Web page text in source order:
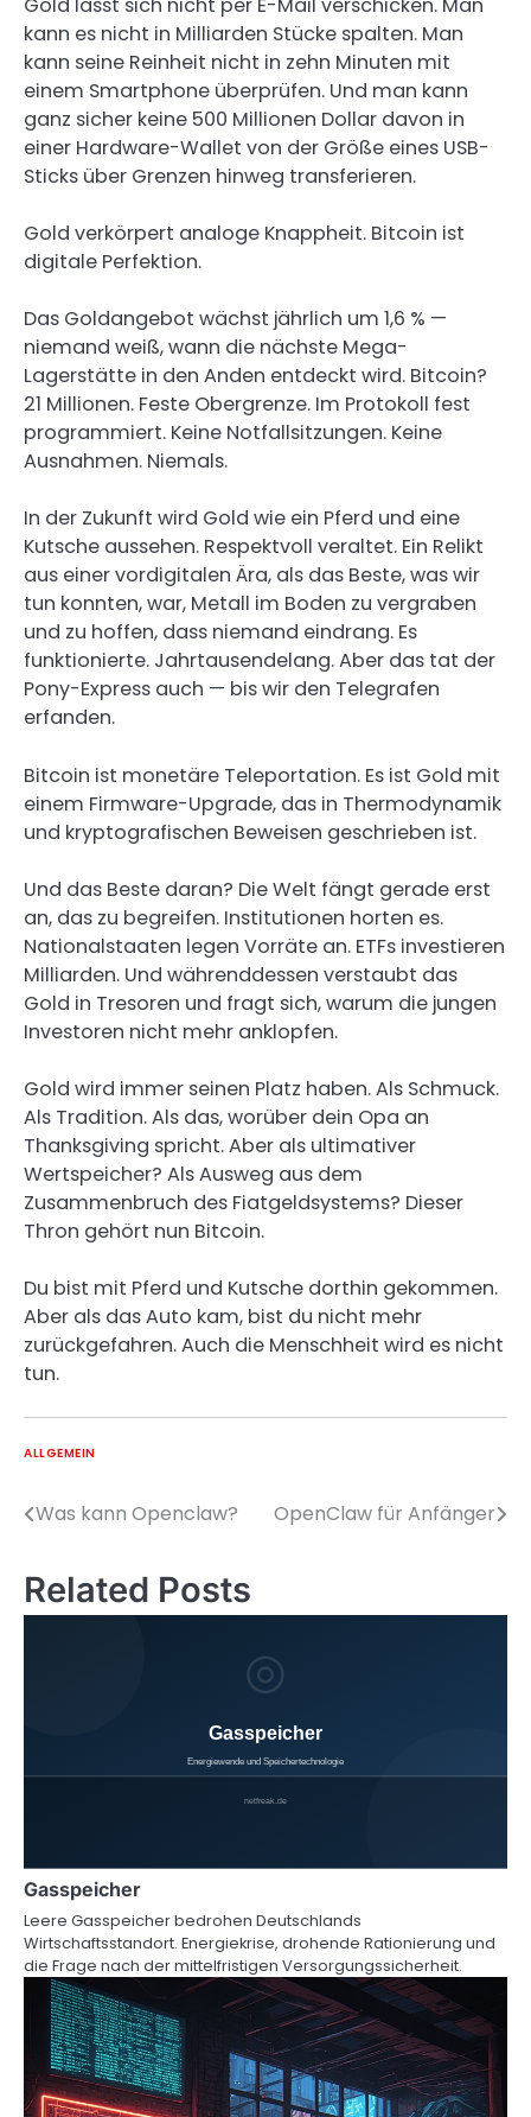
kann es nicht in Milliarden Stücke spalten. Man
kann seine Reinheit nicht in zehn Minuten mit
einem Smartphone überprüfen. Und man kann
ganz sicher keine 500 Millionen Dollar davon in
einer Hardware-Wallet von der Größe eines USB-
Sticks über Grenzen hinweg transferieren.
Gold verkörpert analoge Knappheit. Bitcoin ist
digitale Perfektion.
Das Goldangebot wächst jährlich um 1,6 % —
niemand weiß, wann die nächste Mega-
Lagerstätte in den Anden entdeckt wird. Bitcoin?
21 Millionen. Feste Obergrenze. Im Protokoll fest
programmiert. Keine Notfallsitzungen. Keine
Ausnahmen. Niemals.
In der Zukunft wird Gold wie ein Pferd und eine
Kutsche aussehen. Respektvoll veraltet. Ein Relikt
aus einer vordigitalen Ära, als das Beste, was wir
tun konnten, war, Metall im Boden zu vergraben
und zu hoffen, dass niemand eindrang. Es
funktionierte. Jahrtausendelang. Aber das tat der
Pony-Express auch — bis wir den Telegrafen
erfanden.
Bitcoin ist monetäre Teleportation. Es ist Gold mit
einem Firmware-Upgrade, das in Thermodynamik
und kryptografischen Beweisen geschrieben ist.
Und das Beste daran? Die Welt fängt gerade erst
an, das zu begreifen. Institutionen horten es.
Nationalstaaten legen Vorräte an. ETFs investieren
Milliarden. Und währenddessen verstaubt das
Gold in Tresoren und fragt sich, warum die jungen
Investoren nicht mehr anklopfen.
Gold wird immer seinen Platz haben. Als Schmuck.
Als Tradition. Als das, worüber dein Opa an
Thanksgiving spricht. Aber als ultimativer
Wertspeicher? Als Ausweg aus dem
Zusammenbruch des Fiatgeldsystems? Dieser
Thron gehört nun Bitcoin.
Du bist mit Pferd und Kutsche dorthin gekommen.
Aber als das Auto kam, bist du nicht mehr
zurückgefahren. Auch die Menschheit wird es nicht
tun.
ALLGEMEIN
Beitragsnavigation
Was kann Openclaw? OpenClaw für Anfänger
Related Posts
Gasspeicher
Leere Gasspeicher bedrohen Deutschlands
Wirtschaftsstandort. Energiekrise, drohende Rationierung und
die Frage nach der mittelfristigen Versorgungssicherheit.